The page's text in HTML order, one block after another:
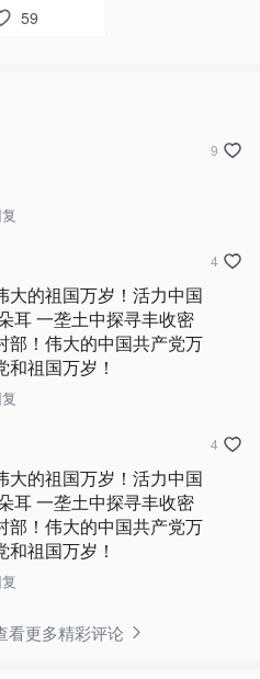
59
9
大的祖国万岁！活力中国
耳 一垄土中探寻丰收密
部！伟大的中国共产党万
祖国万岁！
4
大的祖国万岁！活力中国
耳 一垄土中探寻丰收密
部！伟大的中国共产党万
祖国万岁！
4
看更多精彩评论